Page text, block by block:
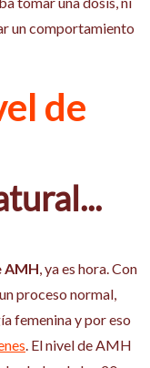
un comportamiento
de
AMH , ya es hora. Con
proceso normal,
femenina y por eso
. El nivel de AMH